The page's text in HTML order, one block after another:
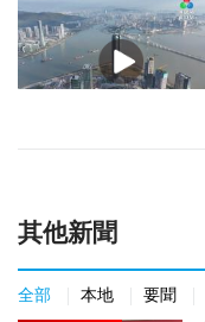
其他新聞
全部 本地 要聞